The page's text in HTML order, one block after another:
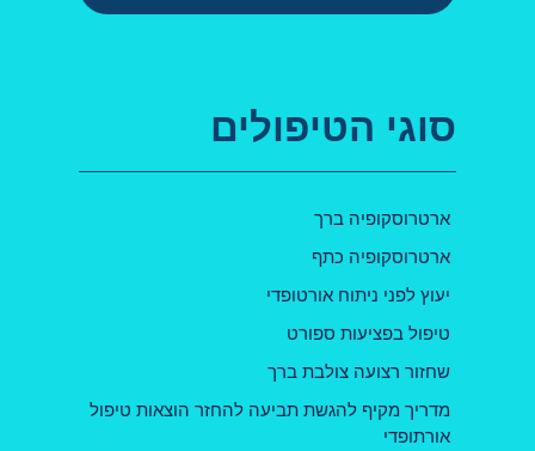
סוגי הטיפולים
ארטרוסקופיה ברך
ארטרוסקופיה כתף
יעוץ לפני ניתוח אורטופדי
טיפול בפציעות ספורט
שחזור רצועה צולבת ברך
מדריך מקיף להגשת תביעה להחזר הוצאות טיפול
אורתופדי